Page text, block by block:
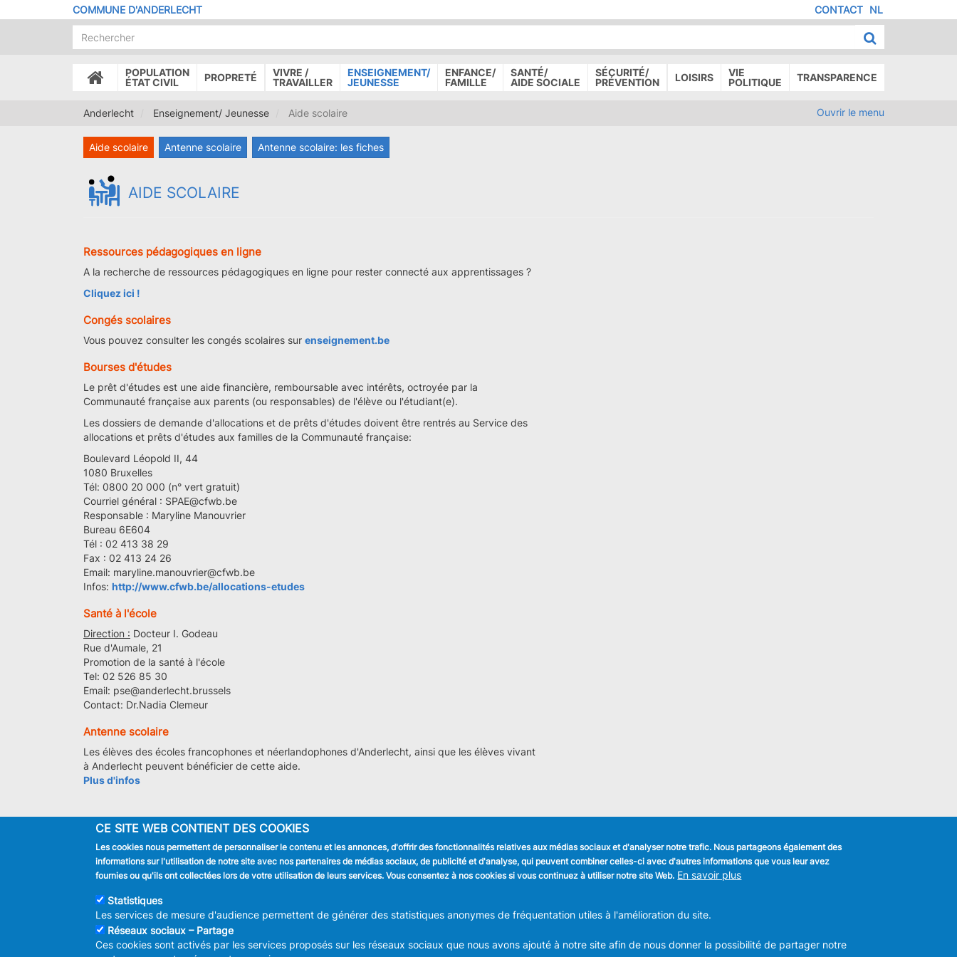
au
COMMUNE D'ANDERLECHT NL
MENU
DE
PAGE
CONTACT
ACCUEIL
POPULATION
ÉTAT CIVIL
PROPRETÉ
VIVRE /
TRAVAILLER
ENSEIGNEMENT/
JEUNESSE
ENFANCE/
FAMILLE
SANTÉ/
AIDE SOCIALE
SÉCURITÉ/
PRÉVENTION
LOISIRS
VIE
POLITIQUE
TRANSPARENCE
Anderlecht Enseignement/ Jeunesse Aide scolaire Ouvrir le menu
Aide scolaire Antenne scolaire Antenne scolaire: les fiches
AIDE SCOLAIRE
Ressources pédagogiques en ligne
A la recherche de ressources pédagogiques en ligne pour rester connecté aux apprentissages ?
Cliquez ici !
Congés scolaires
Vous pouvez consulter les congés scolaires sur enseignement.be
Bourses d'études
Le prêt d'études est une aide financière, remboursable avec intérêts, octroyée par la
Communauté française aux parents (ou responsables) de l'élève ou l'étudiant(e).
Les dossiers de demande d'allocations et de prêts d'études doivent être rentrés au Service des
allocations et prêts d'études aux familles de la Communauté française:
Boulevard Léopold II, 44
1080 Bruxelles
Tél: 0800 20 000 (n° vert gratuit)
Courriel général : SPAE@cfwb.be
Responsable : Maryline Manouvrier
Bureau 6E604
Tél : 02 413 38 29
Fax : 02 413 24 26
Email: maryline.manouvrier@cfwb.be
Infos: http://www.cfwb.be/allocations-etudes
Santé à l'école
Direction : Docteur I. Godeau
Rue d'Aumale, 21
Promotion de la santé à l'école
Tel: 02 526 85 30
Email: pse@anderlecht.brussels
Contact: Dr.Nadia Clemeur
Antenne scolaire
Les élèves des écoles francophones et néerlandophones d'Anderlecht, ainsi que les élèves vivant
à Anderlecht peuvent bénéficier de cette aide.
Plus d'infos
JE SUIS
Habitant
Journaliste
LIENS UTILES
Formulaires
Stationnement
SUIVEZ NOUS
Facebook
Charte de bonne conduite et de
CE SITE WEB CONTIENT DES COOKIES
Les cookies nous permettent de personnaliser le contenu et les annonces, d'offrir des fonctionnalités relatives aux médias sociaux et d'analyser notre trafic. Nous partageons également des
informations sur l'utilisation de notre site avec nos partenaires de médias sociaux, de publicité et d'analyse, qui peuvent combiner celles-ci avec d'autres informations que vous leur avez
fournies ou qu'ils ont collectées lors de votre utilisation de leurs services. Vous consentez à nos cookies si vous continuez à utiliser notre site Web. En savoir plus
Statistiques
Les services de mesure d'audience permettent de générer des statistiques anonymes de fréquentation utiles à l'amélioration du site.
Réseaux sociaux – Partage
Ces cookies sont activés par les services proposés sur les réseaux sociaux que nous avons ajouté à notre site afin de nous donner la possibilité de partager notre